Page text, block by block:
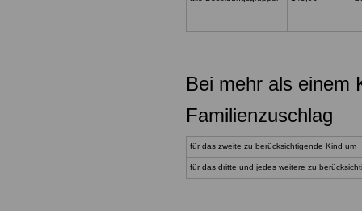
Bei mehr als einem
Familienzuschlag
für das zweite zu berücksichtigende Kind um
für das dritte und jedes weitere zu